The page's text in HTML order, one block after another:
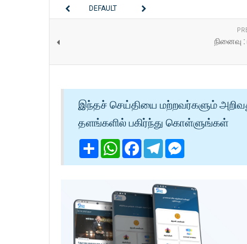
DEFAULT
நினைவு
இந்தச் செய்தியை மற்றவர்களும்
தளங்களில் பகிர்ந்து கொள்ளுங்கள்
ShareWhatsApp
Facebook
Telegram